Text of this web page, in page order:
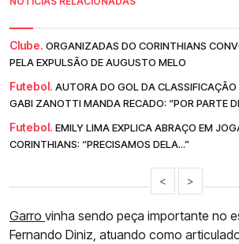
Clube. ORGANIZADAS DO CORINTHIANS
PELA EXPULSÃO DE AUGUSTO MELO
Futebol. AUTORA DO GOL DA CLASSIFICAÇÃO
GABI ZANOTTI MANDA RECADO: “POR PARTE
Futebol. EMILY LIMA EXPLICA ABRAÇO EM
CORINTHIANS: “PRECISAMOS DELA...”
< >
Garro vinha sendo peça importante no
Fernando Diniz, atuando como